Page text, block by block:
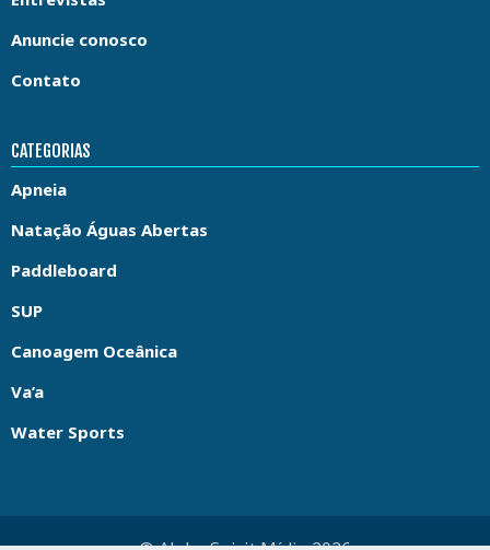
Anuncie conosco
Contato
CATEGORIAS
Apneia
Natação Águas Abertas
Paddleboard
SUP
Canoagem Oceânica
Va’a
Water Sports